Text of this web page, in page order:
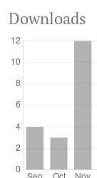
Downloads